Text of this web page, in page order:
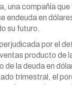
una compañía
endeuda en
su futuro.
por el
producto de
de la deuda en
trimestral, el